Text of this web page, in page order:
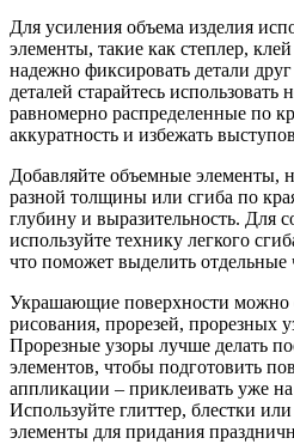
Для усиления объема изделия
элементы, такие как степлер,
надежно фиксировать детали
деталей старайтесь
равномерно распределенные по
аккуратность и избежать
Добавляйте объемные элементы,
разной толщины или сгиба по
глубину и выразительность. Для
используйте технику легкого
что поможет выделить отдельные
Украшающие поверхности
рисования, прорезей, прорезных
Прорезные узоры лучше делать
элементов, чтобы подготовить
аппликации – приклеивать уже
Используйте глиттер, блестки
элементы для придания